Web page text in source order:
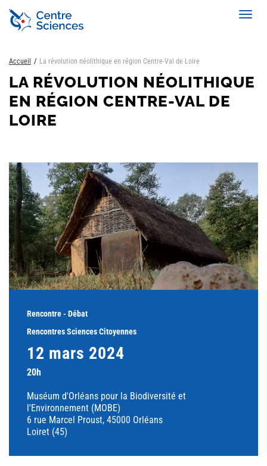
Aller
contenu
Accueil La révolution néolithique en région Centre-Val de Loire
LA RÉVOLUTION NÉOLITHIQUE
EN RÉGION CENTRE-VAL DE
LOIRE
Rencontre - Débat
Rencontres Sciences Citoyennes
12 mars 2024
20h
Muséum d'Orléans pour la Biodiversité et
l'Environnement (MOBE)
6 rue Marcel Proust, 45000 Orléans
Loiret (45)